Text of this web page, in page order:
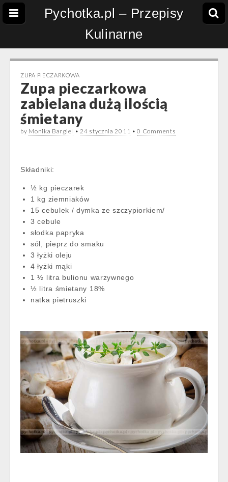
Pychotka.pl – Przepisy
Kulinarne
ZUPA PIECZARKOWA
Zupa pieczarkowa
zabielana dużą ilością
śmietany
by Monika Bargiel •24 stycznia 2011 •0 Comments
Składniki:
½ kg pieczarek
1 kg ziemniaków
15 cebulek / dymka ze szczypiorkiem/
3 cebule
słodka papryka
sól, pieprz do smaku
3 łyżki oleju
4 łyżki mąki
1 ½ litra bulionu warzywnego
½ litra śmietany 18%
natka pietruszki